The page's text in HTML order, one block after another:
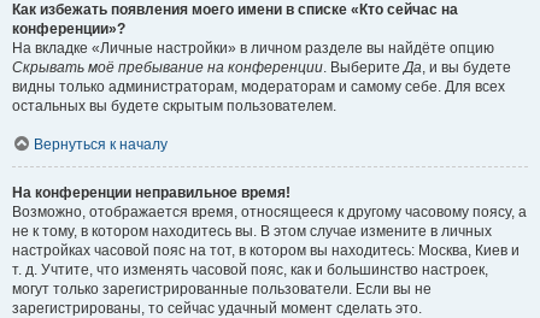
Как избежать появления моего имени в списке «Кто сейчас на
конференции»?
На вкладке «Личные настройки» в личном разделе вы найдёте опцию
Скрывать моё пребывание на конференции. ВыберитеДа, и вы будете
видны только администраторам, модераторам и самому себе. Для всех
остальных вы будете скрытым пользователем.
Вернуться к началу
На конференции неправильное время!
Возможно, отображается время, относящееся к другому часовому поясу, а
не к тому, в котором находитесь вы. В этом случае измените в личных
настройках часовой пояс на тот, в котором вы находитесь: Москва, Киев и
т. д. Учтите, что изменять часовой пояс, как и большинство настроек,
могут только зарегистрированные пользователи. Если вы не
зарегистрированы, то сейчас удачный момент сделать это.